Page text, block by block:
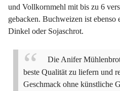
und Vollkornmehl mit bis zu 6
gebacken. Buchweizen ist
Dinkel oder Sojaschrot.
Die Anifer
beste Qualität zu liefern und
Geschmack ohne künstliche